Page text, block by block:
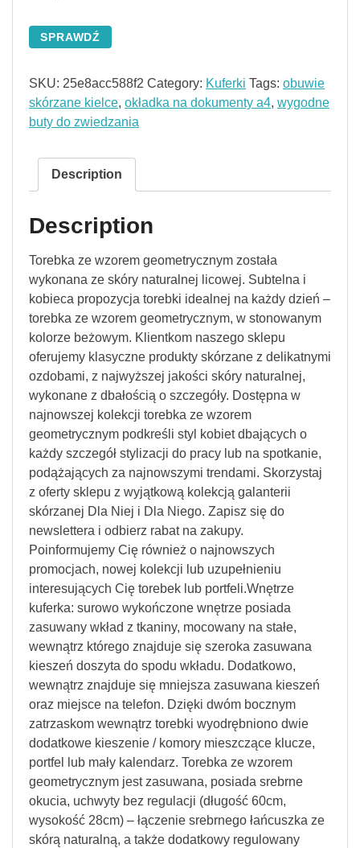
SPRAWDŹ
SKU: 25e8acc588f2 Category: Kuferki Tags: obuwie
skórzane kielce, okładka na dokumenty a4, wygodne
buty do zwiedzania
Description
Description
Torebka ze wzorem geometrycznym została
wykonana ze skóry naturalnej licowej. Subtelna i
kobieca propozycja torebki idealnej na każdy dzień –
torebka ze wzorem geometrycznym, w stonowanym
kolorze beżowym. Klientkom naszego sklepu
oferujemy klasyczne produkty skórzane z delikatnymi
ozdobami, z najwyższej jakości skóry naturalnej,
wykonane z dbałością o szczegóły. Dostępna w
najnowszej kolekcji torebka ze wzorem
geometrycznym podkreśli styl kobiet dbających o
każdy szczegół stylizacji do pracy lub na spotkanie,
podążających za najnowszymi trendami. Skorzystaj
z oferty sklepu z wyjątkową kolekcją galanterii
skórzanej Dla Niej i Dla Niego. Zapisz się do
newslettera i odbierz rabat na zakupy.
Poinformujemy Cię również o najnowszych
promocjach, nowej kolekcji lub uzupełnieniu
interesujących Cię torebek lub portfeli.Wnętrze
kuferka: surowo wykończone wnętrze posiada
zasuwany wkład z tkaniny, mocowany na stałe,
wewnątrz którego znajduje się szeroka zasuwana
kieszeń doszyta do spodu wkładu. Dodatkowo,
wewnątrz znajduje się mniejsza zasuwana kieszeń
oraz miejsce na telefon. Dzięki dwóm bocznym
zatrzaskom wewnątrz torebki wyodrębniono dwie
dodatkowe kieszenie / komory mieszczące klucze,
portfel lub mały kalendarz. Torebka ze wzorem
geometrycznym jest zasuwana, posiada srebrne
okucia, uchwyty bez regulacji (długość 60cm,
wysokość 28cm) – łączenie srebrnego łańcuszka ze
skórą naturalną, a także dodatkowy regulowany